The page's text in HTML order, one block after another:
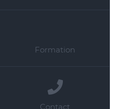
Formation
Contact